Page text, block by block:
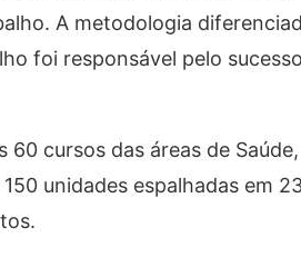
A metodologia
foi responsável pelo sucesso
cursos das áreas de Saúde,
unidades espalhadas em